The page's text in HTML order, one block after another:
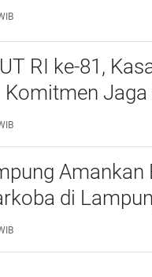
RI ke-81,
Komitmen
Amankan
di